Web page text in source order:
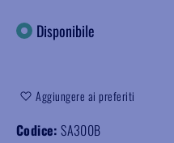
Disponibile
Aggiungere ai preferiti
Codice:SA300B